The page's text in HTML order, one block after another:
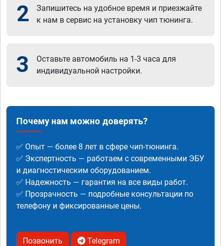
2
Запишитесь на удобное время и приезжайте
к нам в сервис на установку чип тюнинга.
3
Оставьте автомобиль на 1-3 часа для
индивидуальной настройки.
Почему нам можно доверять?
✅ Опыт — более 8 лет в сфере чип-тюнинга.
✅ Экспертность — работаем с современными ЭБУ
и диагностическим оборудованием.
✅ Надежность — гарантия на все виды работ.
✅ Прозрачность — подробные консультации по
телефону и фиксированные цены.
Позвонить Telegram